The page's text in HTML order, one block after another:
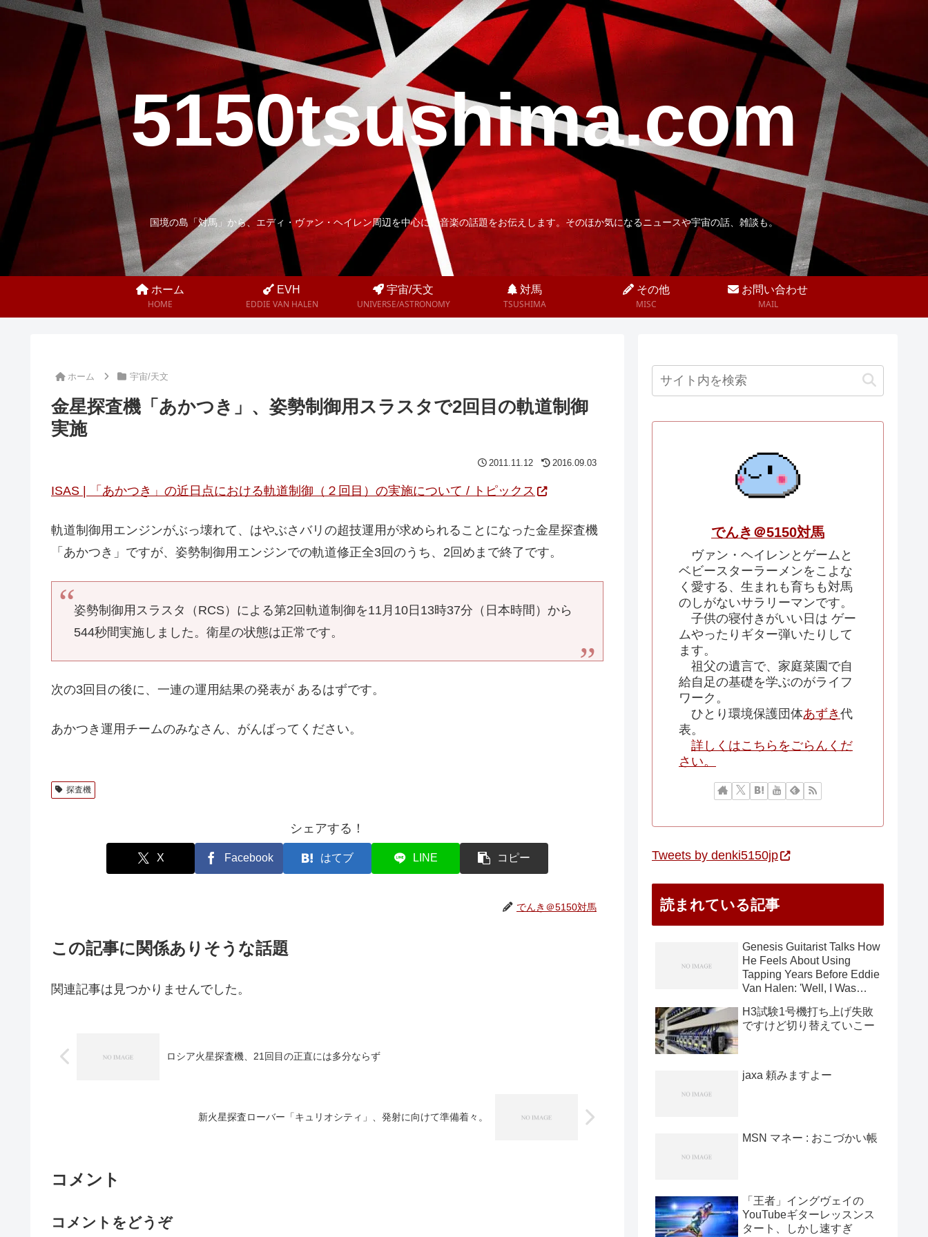
5150tsushima.com
国境の島「対馬」から、エディ・ヴァン・ヘイレン周辺を中心に、音楽の話題をお伝えします。そのほか気になるニュースや宇宙の話、雑談も。
ホーム
HOME
EVH
EDDIE VAN HALEN
宇宙/天文
UNIVERSE/ASTRONOMY
対馬
TSUSHIMA
その他
MISC
お問い合わせ
MAIL
ホーム 宇宙/天文
金星探査機「あかつき」、姿勢制御用スラスタで2回目の軌道制御
実施
2011.11.12 2016.09.03
ISAS | 「あかつき」の近日点における軌道制御（２回目）の実施について / トピックス
軌道制御用エンジンがぶっ壊れて、はやぶさバリの超技運用が求められることになった金星探査機
「あかつき」ですが、姿勢制御用エンジンでの軌道修正全3回のうち、2回めまで終了です。
姿勢制御用スラスタ（RCS）による第2回軌道制御を11月10日13時37分（日本時間）から
544秒間実施しました。衛星の状態は正常です。
次の3回目の後に、一連の運用結果の発表が あるはずです。
あかつき運用チームのみなさん、がんばってください。
探査機
シェアする！
X Facebook はてブ LINE コピー
でんき＠5150対馬
この記事に関係ありそうな話題
関連記事は見つかりませんでした。
ロシア火星探査機、21回目の正直には多分ならず
新火星探査ローバー「キュリオシティ」、発射に向けて準備着々。
コメント
コメントをどうぞ
でんき＠5150対馬
ヴァン・ヘイレンとゲームと
ベビースターラーメンをこよな
く愛する、生まれも育ちも対馬
のしがないサラリーマンです。
子供の寝付きがいい日は ゲー
ムやったりギター弾いたりして
ます。
祖父の遺言で、家庭菜園で自
給自足の基礎を学ぶのがライフ
ワーク。
ひとり環境保護団体あずき 代
表。
詳しくはこちらをごらんくだ
さい。
Tweets by denki5150jp
読まれている記事
Genesis Guitarist Talks How
He Feels About Using
Tapping Years Before Eddie
Van Halen: 'Well, I Was
H3試験1号機打ち上げ失敗
ですけど切り替えていこー
jaxa 頼みますよー
MSN マネー : おこづかい帳
「王者」イングヴェイの
YouTubeギターレッスンス
タート、しかし速すぎ